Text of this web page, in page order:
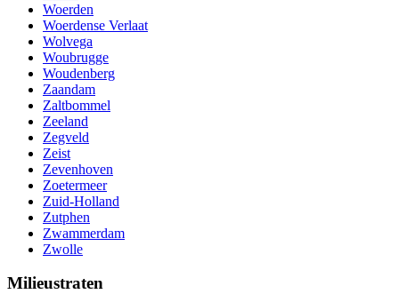
Woerden
Woerdense Verlaat
Wolvega
Woubrugge
Woudenberg
Zaandam
Zaltbommel
Zeeland
Zegveld
Zeist
Zevenhoven
Zoetermeer
Zuid-Holland
Zutphen
Zwammerdam
Zwolle
Milieustraten